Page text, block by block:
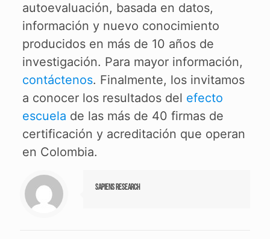
autoevaluación, basada en datos,
información y nuevo conocimiento
producidos en más de 10 años de
investigación. Para mayor información,
contáctenos. Finalmente, los invitamos
a conocer los resultados del efecto
escuela de las más de 40 firmas de
certificación y acreditación que operan
en Colombia.
Sapiens Research